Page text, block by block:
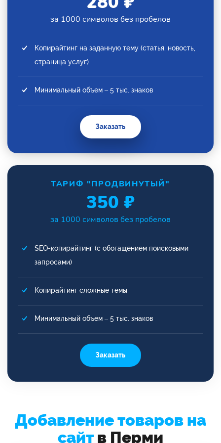
за 1000 символов без пробелов
Копирайтинг на заданную тему (статья, новость,
страница услуг)
Минимальный объем – 5 тыс. знаков
Заказать
ТАРИФ "ПРОДВИНУТЫЙ"
350 ₽
за 1000 символов без пробелов
SEO-копирайтинг (с обогащением поисковыми
запросами)
Копирайтинг сложные темы
Минимальный объем – 5 тыс. знаков
Заказать
Добавление товаров на
сайт в Перми